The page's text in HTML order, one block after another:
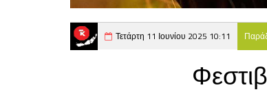
Τετάρτη 11 Ιουνίου 2025 10:11